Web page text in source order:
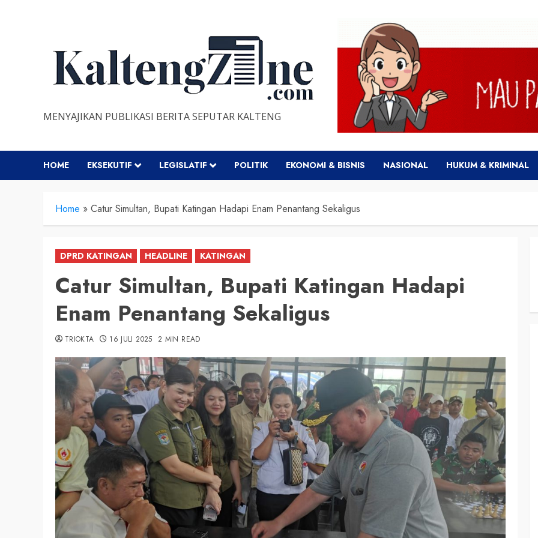
MENYAJIKAN PUBLIKASI BERITA SEPUTAR KALTENG
HOME EKSEKUTIF LEGISLATIF POLITIK EKONOMI & BISNIS NASIONAL HUKUM & KRIMINAL
Home » Catur Simultan, Bupati Katingan Hadapi Enam Penantang Sekaligus
DPRD KATINGAN HEADLINE KATINGAN
Catur Simultan, Bupati Katingan Hadapi
Enam Penantang Sekaligus
TRIOKTA 16 JULI 2025 2 MIN READ